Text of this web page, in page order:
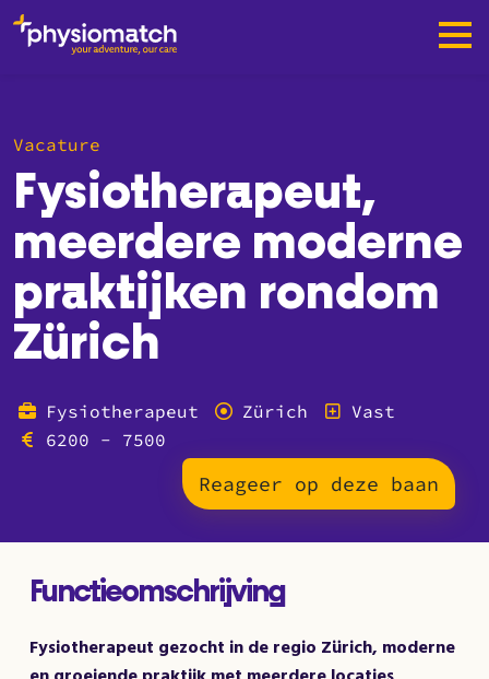
Vacature
Fysiotherapeut,
meerdere moderne
praktijken rondom
Zürich
Fysiotherapeut Zürich
Vast
6200 - 7500
Reageer op deze baan
Functieomschrijving
Fysiotherapeut gezocht in de regio Zürich, moderne